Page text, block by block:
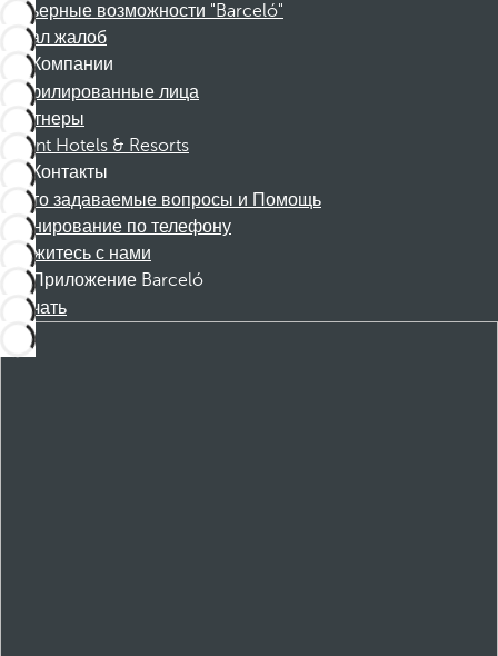
Карьерные возможности "Barceló"
Канал жалоб
Компании
Аффилированные лица
Партнеры
Dorint Hotels & Resorts
Контакты
Часто задаваемые вопросы и Помощь
Бронирование по телефону
Свяжитесь с нами
Приложение Barceló
Скачать